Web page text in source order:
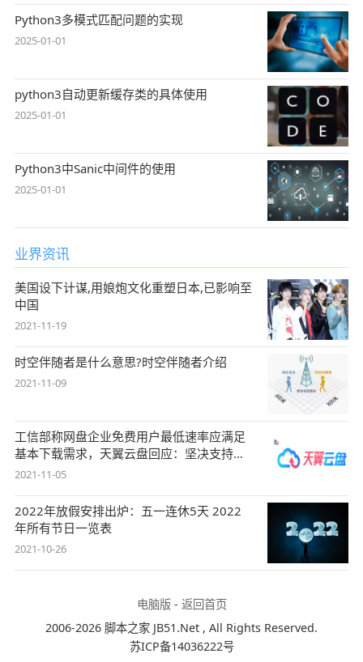
Python3多模式匹配问题的实现
2025-01-01
python3自动更新缓存类的具体使用
2025-01-01
Python3中Sanic中间件的使用
2025-01-01
业界资讯
美国设下计谋,用娘炮文化重塑日本,已影响至
中国
2021-11-19
时空伴随者是什么意思?时空伴随者介绍
2021-11-09
工信部称网盘企业免费用户最低速率应满足
基本下载需求，天翼云盘回应：坚决支持，
始终
2021-11-05
2022年放假安排出炉：五一连休5天 2022
年所有节日一览表
2021-10-26
电脑版- 返回首页
2006-2026 脚本之家 JB51.Net , All Rights Reserved.
苏ICP备14036222号